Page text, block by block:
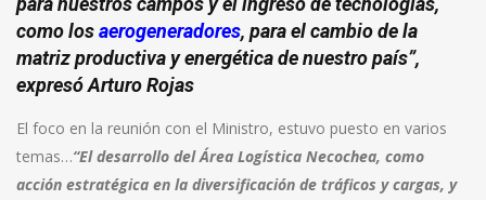
como losaerogeneradores, para el cambio de la
matriz productiva y energética de nuestro país”,
expresó Arturo Rojas
El foco en la reunión con el Ministro, estuvo puesto en varios
temas…“El desarrollo del Área Logística Necochea, como
acción estratégica en la diversificación de tráficos y cargas, y